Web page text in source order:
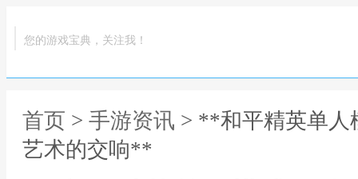
您的游戏宝典，关注我！
首页 > 手游资讯 > **和平精英单人
艺术的交响**